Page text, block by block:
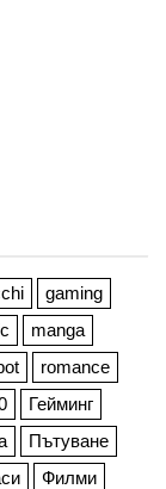
gaming
manga
romance
Гейминг
Пътуване
Филми